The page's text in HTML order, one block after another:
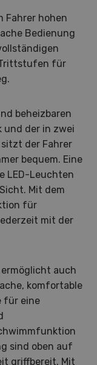
Fahrer hohen
Bedienung
Trittstufen für
beheizbaren
und der in zwei
der Fahrer
bequem. Eine
LED-Leuchten
Mit dem
für
mit der
auch
komfortable
für eine
sind oben auf
griffbereit. Mit